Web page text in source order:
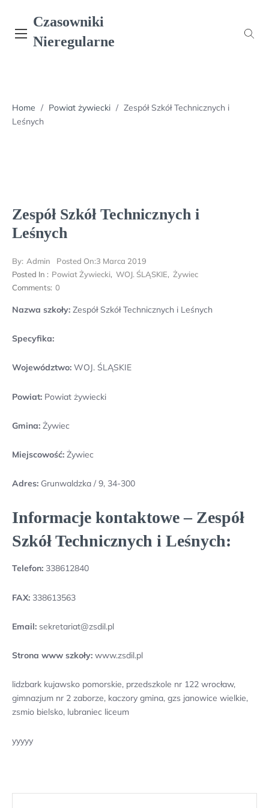
content
Czasowniki
Nieregularne
Home / Powiat żywiecki / Zespół Szkół Technicznych i
Leśnych
Zespół Szkół Technicznych i
Leśnych
By: Admin Posted On:3 Marca 2019
Posted In : Powiat Żywiecki, WOJ. ŚLĄSKIE, Żywiec
Comments: 0
Nazwa szkoły: Zespół Szkół Technicznych i Leśnych
Specyfika:
Województwo: WOJ. ŚLĄSKIE
Powiat: Powiat żywiecki
Gmina: Żywiec
Miejscowość: Żywiec
Adres: Grunwaldzka / 9, 34-300
Informacje kontaktowe – Zespół
Szkół Technicznych i Leśnych:
Telefon: 338612840
FAX: 338613563
Email: sekretariat@zsdil.pl
Strona www szkoły: www.zsdil.pl
lidzbark kujawsko pomorskie, przedszkole nr 122 wrocław,
gimnazjum nr 2 zaborze, kaczory gmina, gzs janowice wielkie,
zsmio bielsko, lubraniec liceum
yyyyy